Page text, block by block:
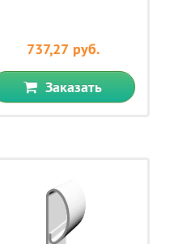
737,27 руб.
Заказать